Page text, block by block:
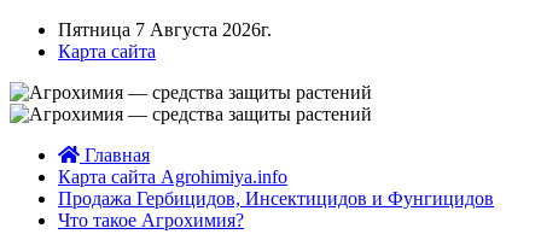
Пятница 7 Августа 2026г.
Карта сайта
Главная
Карта сайта Agrohimiya.info
Продажа Гербицидов, Инсектицидов и Фунгицидов
Что такое Агрохимия?